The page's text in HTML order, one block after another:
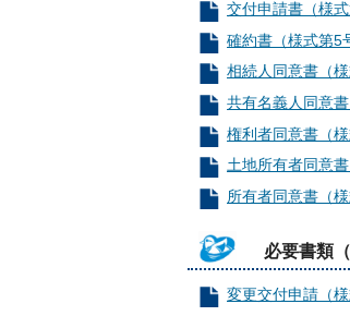
交付申請書（様
確約書（様式第5
相続人同意書（
共有名義人同意
権利者同意書（
土地所有者同意
所有者同意書（
必要書類
変更交付申請（